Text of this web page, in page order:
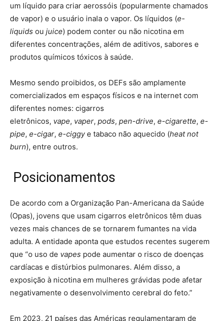
um líquido para criar aerossóis (popularmente chamados
de vapor) e o usuário inala o vapor. Os líquidos (e-
liquids ou juice) podem conter ou não nicotina em
diferentes concentrações, além de aditivos, sabores e
produtos químicos tóxicos à saúde.
Mesmo sendo proibidos, os DEFs são amplamente
comercializados em espaços físicos e na internet com
diferentes nomes: cigarros
eletrônicos, vape, vaper, pods, pen-drive, e-cigarette, e-
pipe, e-cigar, e-ciggye tabaco não aquecido (heat not
burn), entre outros.
Posicionamentos
De acordo com a Organização Pan-Americana da Saúde
(Opas), jovens que usam cigarros eletrônicos têm duas
vezes mais chances de se tornarem fumantes na vida
adulta. A entidade aponta que estudos recentes sugerem
que “o uso de vapes pode aumentar o risco de doenças
cardíacas e distúrbios pulmonares. Além disso, a
exposição à nicotina em mulheres grávidas pode afetar
negativamente o desenvolvimento cerebral do feto.”
Em 2023, 21 países das Américas regulamentaram de